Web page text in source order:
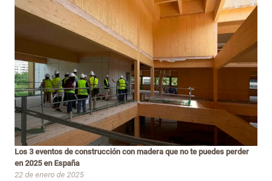
Los 3 eventos de construcción con madera que no te puedes perder
en 2025 en España
22 de enero de 2025